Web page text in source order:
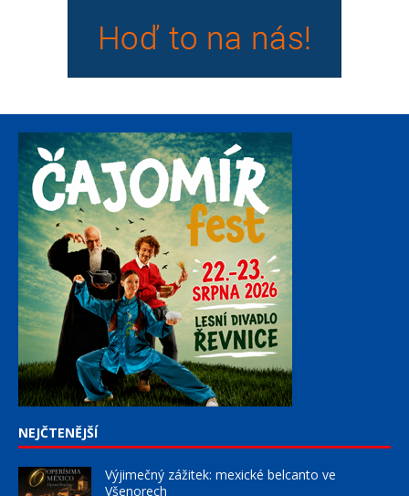
NEJČTENĚJŠÍ
Výjimečný zážitek: mexické belcanto ve
Všenorech